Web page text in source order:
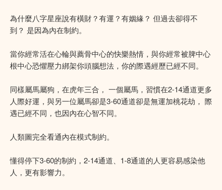
為什麼八字星座說有橫財？有運？有姻緣？ 但過去卻得不
到？ 是因為內在制約。
當你經常活在心輪與薦骨中心的快樂熱情，與你經常被脾中心
根中心恐懼壓力綁架你頭腦想法，你的際遇經歷已經不同。
同樣屬馬屬狗，在虎年三合， 一個屬馬，習慣在2-14通道更多
人際好運，與另一位屬馬卻是3-60通道卻是無運加桃花劫， 際
遇已經不同，也因內在心智不同。
人類圖完全看通內在模式制約。
懂得停下3-60的制約，2-14通道、1-8通道的人更容易感染他
人，更有影響力。